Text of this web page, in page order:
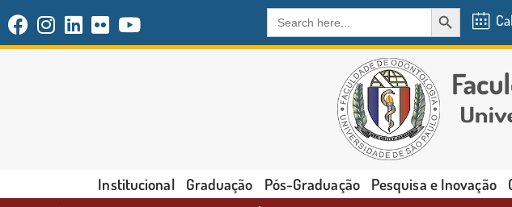
Search
for:
SEARCH BUTTON
Institucional Graduação Pós-Graduação Pesquisa e Inovação